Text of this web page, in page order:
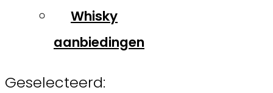
Whisky
aanbiedingen
Geselecteerd: